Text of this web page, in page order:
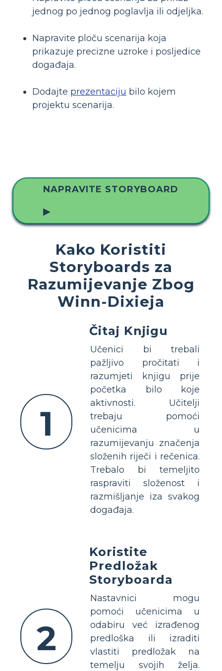
jednog po jednog poglavlja ili odjeljka.
Napravite ploču scenarija koja
prikazuje precizne uzroke i posljedice
događaja.
Dodajte prezentaciju bilo kojem
projektu scenarija.
NAPRAVITE STORYBOARD
▶
Kako Koristiti
Storyboards za
Razumijevanje Zbog
Winn-Dixieja
1
Čitaj Knjigu
Učenici bi trebali
pažljivo pročitati i
razumjeti knjigu prije
početka bilo koje
aktivnosti. Učitelji
trebaju pomoći
učenicima u
razumijevanju značenja
složenih riječi i rečenica.
Trebalo bi temeljito
raspraviti složenost i
razmišljanje iza svakog
događaja.
2
Koristite
Predložak
Storyboarda
Nastavnici mogu
pomoći učenicima u
odabiru već izrađenog
predloška ili izraditi
vlastiti predložak na
temelju svojih želja.